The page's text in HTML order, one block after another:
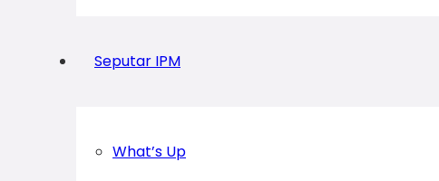
Seputar IPM
What’s Up